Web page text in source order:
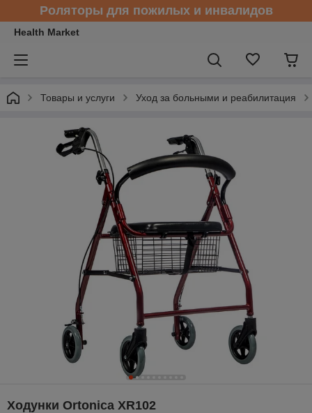
Роляторы для пожилых и инвалидов
Health Market
Товары и услуги Уход за больными и реабилитация
Ходунки Ortonica XR102